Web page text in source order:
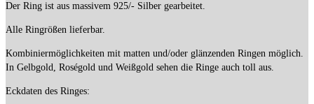
Der Ring ist aus massivem 925/- Silber gearbeitet.
Alle Ringrößen lieferbar.
Kombiniermöglichkeiten mit matten und/oder glänzenden Ringen möglich.
In Gelbgold, Roségold und Weißgold sehen die Ringe auch toll aus.
Eckdaten des Ringes: